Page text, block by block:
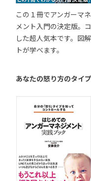
この１冊でアンガーマ
メント入門の決定版。
した超人気本です。図
トが学べます。
あなたの怒り方のタイ